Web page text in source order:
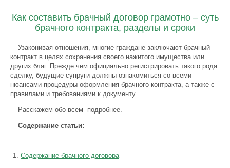
Как составить брачный договор грамотно – суть
брачного контракта, разделы и сроки
Узаконивая отношения, многие граждане заключают брачный
контракт в целях сохранения своего нажитого имущества или
других благ. Прежде чем официально регистрировать такого рода
сделку, будущие супруги должны ознакомиться со всеми
нюансами процедуры оформления брачного контракта, а также с
правилами и требованиями к документу.
Расскажем обо всем подробнее.
Содержание статьи:
Содержание брачного договора